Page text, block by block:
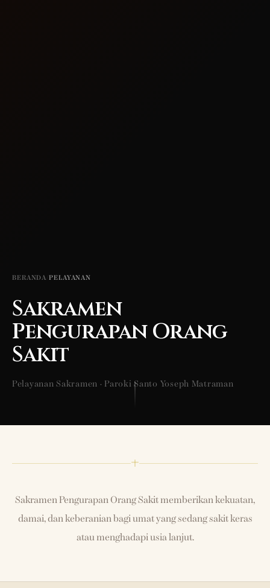
BERANDA /PELAYANAN
Sakramen
Pengurapan Orang
Sakit
Pelayanan Sakramen · Paroki Santo Yoseph Matraman
Sakramen Pengurapan Orang Sakit memberikan kekuatan,
damai, dan keberanian bagi umat yang sedang sakit keras
atau menghadapi usia lanjut.